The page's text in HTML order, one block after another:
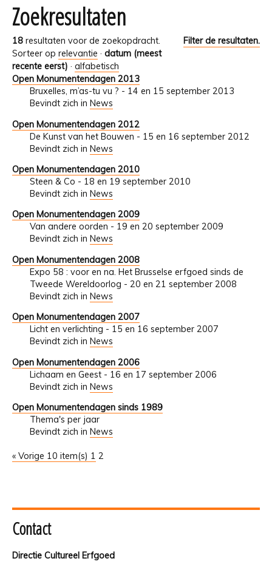
Zoekresultaten
18 resultaten voor de zoekopdracht.
Filter de resultaten.
Sorteer op relevantie · datum (meest
recente eerst) · alfabetisch
Open Monumentendagen 2013
Bruxelles, m’as-tu vu ? - 14 en 15 september 2013
Bevindt zich in News
Open Monumentendagen 2012
De Kunst van het Bouwen - 15 en 16 september 2012
Bevindt zich in News
Open Monumentendagen 2010
Steen & Co - 18 en 19 september 2010
Bevindt zich in News
Open Monumentendagen 2009
Van andere oorden - 19 en 20 september 2009
Bevindt zich in News
Open Monumentendagen 2008
Expo 58 : voor en na. Het Brusselse erfgoed sinds de
Tweede Wereldoorlog - 20 en 21 september 2008
Bevindt zich in News
Open Monumentendagen 2007
Licht en verlichting - 15 en 16 september 2007
Bevindt zich in News
Open Monumentendagen 2006
Lichaam en Geest - 16 en 17 september 2006
Bevindt zich in News
Open Monumentendagen sinds 1989
Thema's per jaar
Bevindt zich in News
« Vorige 10 item(s) 1 2
Contact
Directie Cultureel Erfgoed